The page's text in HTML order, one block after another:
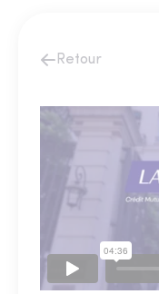
Retour